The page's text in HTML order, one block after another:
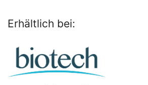
Erhältlich bei: